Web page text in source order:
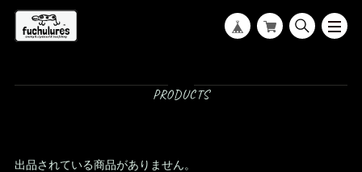
出品されている商品がありません。